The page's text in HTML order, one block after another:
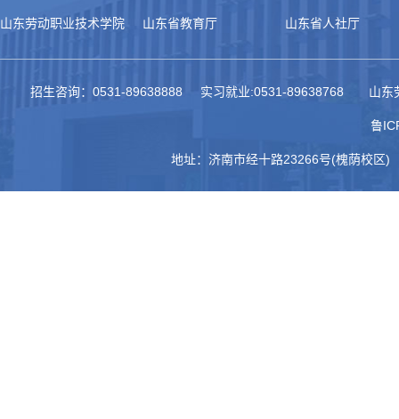
山东劳动职业技术学院 山东省教育厅 山东省人社厅
招生咨询：0531-89638888 实习就业:0531-89638768 山东
鲁
地址：济南市经十路23266号(槐荫